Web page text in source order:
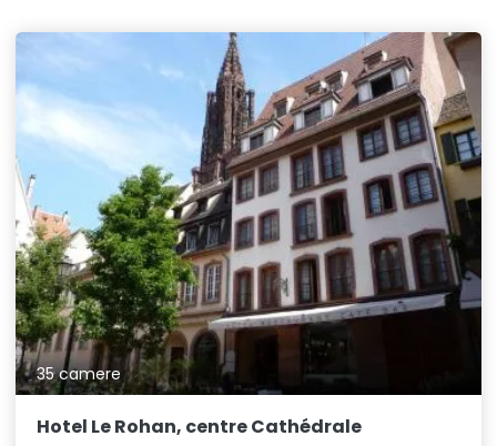
35 camere
Hotel Le Rohan, centre Cathédrale